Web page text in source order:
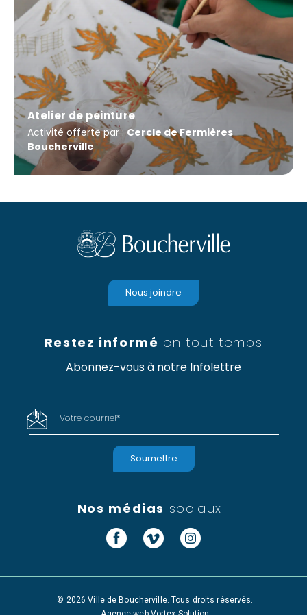
Atelier de peinture
Activité offerte par :Cercle de Fermières
Boucherville
Restez informé en tout temps
Abonnez-vous à notre Infolettre
Votre courriel*
Nous joindre
Nos médias sociaux :
Facebook
VimeoInstagram
© 2026 Ville de Boucherville. Tous droits réservés.